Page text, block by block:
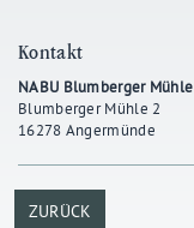
Kontakt
NABU Blumberger Mühle
Blumberger Mühle 2
16278 Angermünde
ZURÜCK